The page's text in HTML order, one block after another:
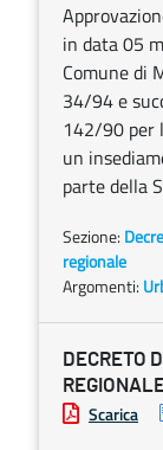
in data 05
Comune di
34/94 e
142/90 per
un
parte della
Sezione:
regionale
Argomenti:
DECRETO
Scarica